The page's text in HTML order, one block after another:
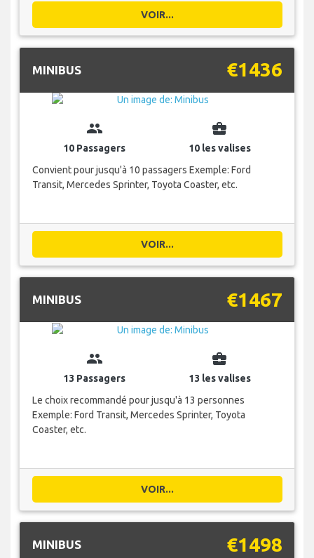
VOIR...
MINIBUS €1436
group
10 Passagers
business_center
10 les valises
Convient pour jusqu'à 10 passagers Exemple: Ford
Transit, Mercedes Sprinter, Toyota Coaster, etc.
VOIR...
MINIBUS €1467
group
13 Passagers
business_center
13 les valises
Le choix recommandé pour jusqu'à 13 personnes
Exemple: Ford Transit, Mercedes Sprinter, Toyota
Coaster, etc.
VOIR...
MINIBUS €1498